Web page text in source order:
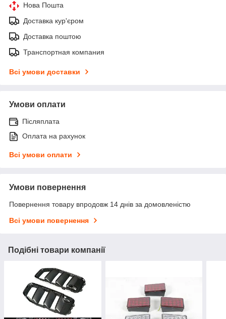
Нова Пошта
Доставка кур'єром
Доставка поштою
Транспортная компания
Всі умови доставки
Умови оплати
Післяплата
Оплата на рахунок
Всі умови оплати
Умови повернення
Повернення товару впродовж 14 днів за домовленістю
Всі умови повернення
Подібні товари компанії